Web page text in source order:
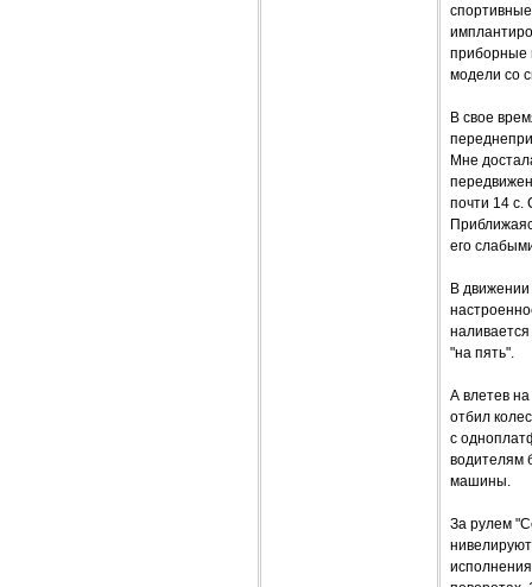
приборные
модели со
В свое
Мне
почти 14 с.
его
В
"на пять".
А влетев
отбил
с
водителям
машины.
За рулем